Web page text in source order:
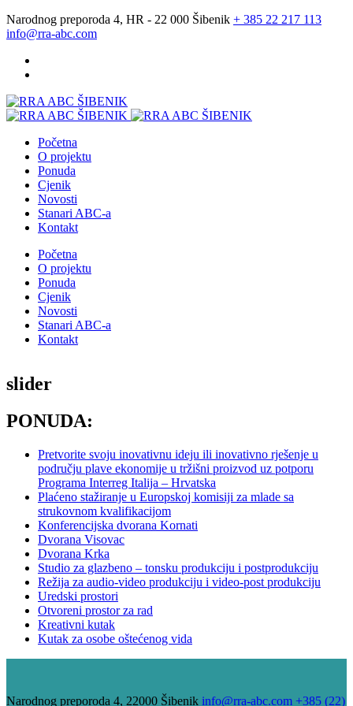
Narodnog preporoda 4, HR - 22 000 Šibenik + 385 22 217 113
info@rra-abc.com
Početna
O projektu
Ponuda
Cjenik
Novosti
Stanari ABC-a
Kontakt
Početna
O projektu
Ponuda
Cjenik
Novosti
Stanari ABC-a
Kontakt
slider
PONUDA:
Pretvorite svoju inovativnu ideju ili inovativno rješenje u
području plave ekonomije u tržišni proizvod uz potporu
Programa Interreg Italija – Hrvatska
Plaćeno stažiranje u Europskoj komisiji za mlade sa
strukovnom kvalifikacijom
Konferencijska dvorana Kornati
Dvorana Visovac
Dvorana Krka
Studio za glazbeno – tonsku produkciju i postprodukciju
Režija za audio-video produkciju i video-post produkciju
Uredski prostori
Otvoreni prostor za rad
Kreativni kutak
Kutak za osobe oštećenog vida
Narodnog preporoda 4, 22000 Šibenik info@rra-abc.com +385 (22)